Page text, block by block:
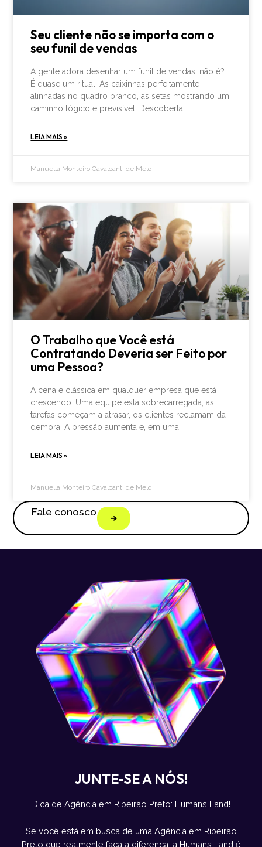
Seu cliente não se importa com o
seu funil de vendas
A gente adora desenhar um funil de vendas, não é?
É quase um ritual. As caixinhas perfeitamente
alinhadas no quadro branco, as setas mostrando um
caminho lógico e previsível: Descoberta,
LEIA MAIS »
Manuella Monteiro Cavalcanti de Melo
O Trabalho que Você está
Contratando Deveria ser Feito por
uma Pessoa?
A cena é clássica em qualquer empresa que está
crescendo. Uma equipe está sobrecarregada, as
tarefas começam a atrasar, os clientes reclamam da
demora. A pressão aumenta e, em uma
LEIA MAIS »
Manuella Monteiro Cavalcanti de Melo
Fale conosco
JUNTE-SE A NÓS!
Dica de Agência em Ribeirão Preto: Humans Land!
Se você está em busca de uma Agência em Ribeirão
Preto que realmente faça a diferença, a Humans Land é